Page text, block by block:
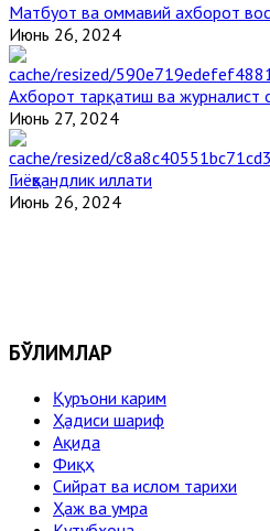
Матбуот ва оммавий ахборот
Июнь 26, 2024
Ахборот тарқатиш ва журналист
Июнь 27, 2024
Гиёҳвандлик иллати
Июнь 26, 2024
БЎЛИМЛАР
Қуръони карим
Ҳадиси шариф
Ақида
Фиқҳ
Сийрат ва ислом тарихи
Ҳаж ва умра